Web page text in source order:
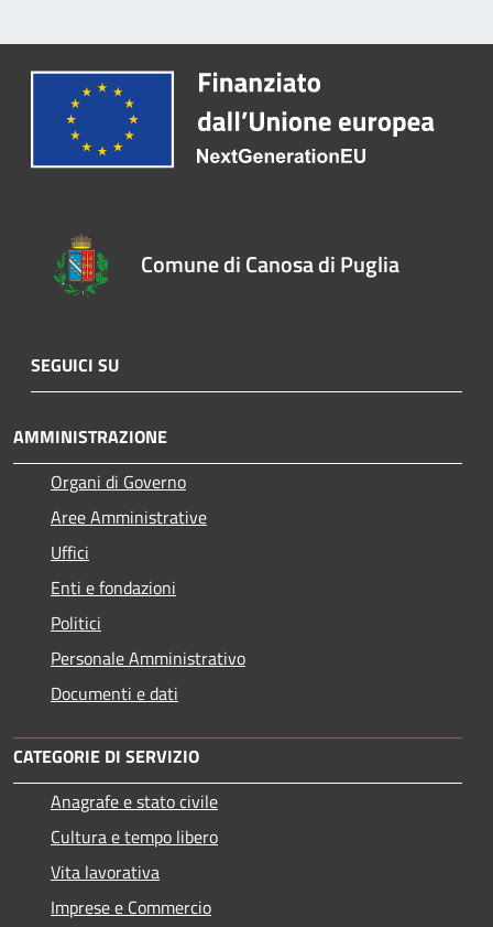
Comune di Canosa di Puglia
SEGUICI SU
AMMINISTRAZIONE
Organi di Governo
Aree Amministrative
Uffici
Enti e fondazioni
Politici
Personale Amministrativo
Documenti e dati
CATEGORIE DI SERVIZIO
Anagrafe e stato civile
Cultura e tempo libero
Vita lavorativa
Imprese e Commercio